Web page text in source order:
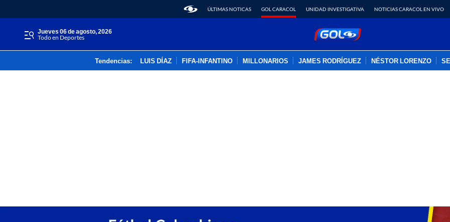
ÚLTIMAS NOTICAS GOL CARACOL UNIDAD INVESTIGATIVA NOTICIAS CARACOL EN VIVO
jueves 06 de agosto, 2026
Todo en Deportes
Tendencias: LUIS DÍAZ FIFA-INFANTINO MILLONARIOS JAMES RODRÍGUEZ NÉSTOR LORENZO